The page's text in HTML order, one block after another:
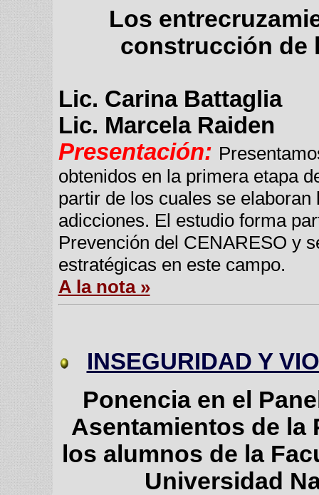
Los
construcción de
Lic. Carina Battaglia
Lic. Marcela Raiden
Presentación:
obtenidos en la primera etapa
partir de los cuales se
adicciones. El estudio forma
Prevención del CENARESO y
estratégicas en este campo.
A la nota »
INSEGURIDAD Y
Ponencia en el
Asentamientos de la
los alumnos de la
Universidad